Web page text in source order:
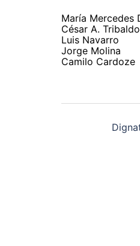
María Mercedes
César A.
Luis Navarro
Jorge Molina
Camilo Cardoze
entradas